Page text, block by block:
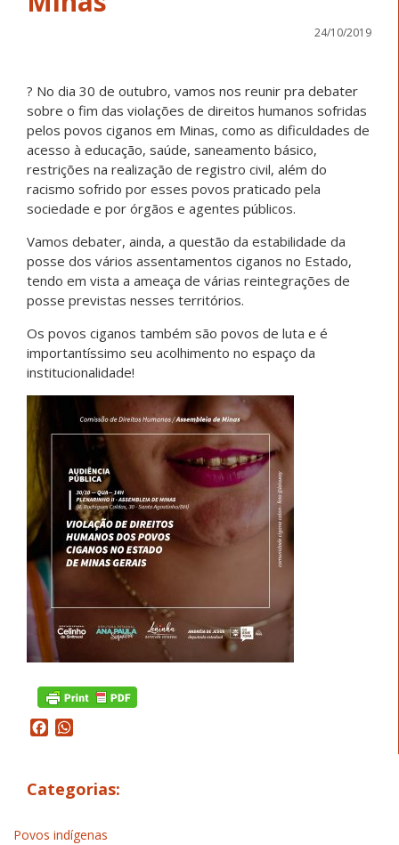
24/10/2019
? No dia 30 de outubro, vamos nos reunir pra debater
sobre o fim das violações de direitos humanos sofridas
pelos povos ciganos em Minas, como as dificuldades de
acesso à educação, saúde, saneamento básico,
restrições na realização de registro civil, além do
racismo sofrido por esses povos praticado pela
sociedade e por órgãos e agentes públicos.
Vamos debater, ainda, a questão da estabilidade da
posse dos vários assentamentos ciganos no Estado,
tendo em vista a ameaça de várias reintegrações de
posse previstas nesses territórios.
Os povos ciganos também são povos de luta e é
importantíssimo seu acolhimento no espaço da
institucionalidade!
Facebook
Categorias:
Povos indígenas